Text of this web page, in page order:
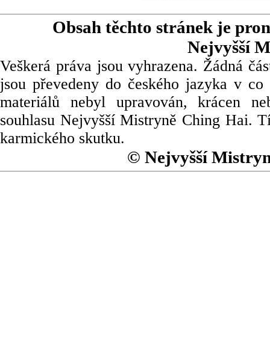
Obsah těchto stránek je
Nejvyšší
Veškerá práva jsou vyhrazena. Žádná
jsou převedeny do českého jazyka v
materiálů nebyl upravován, krácen
souhlasu Nejvyšší Mistryně Ching Hai.
karmického skutku.
© Nejvyšší